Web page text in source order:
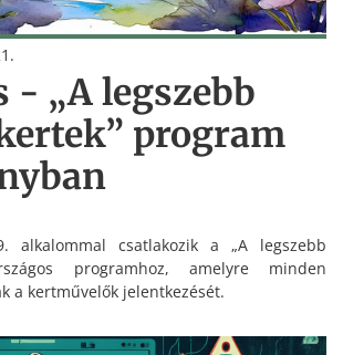
- „A legszebb
program
alkalommal csatlakozik a „A legszebb
programhoz, amelyre minden
a kertművelők jelentkezését.